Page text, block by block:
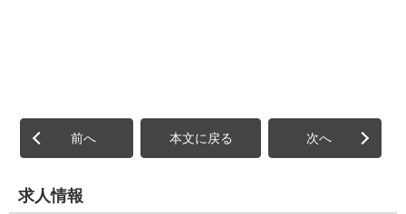
前へ 本文に戻る 次へ
求人情報